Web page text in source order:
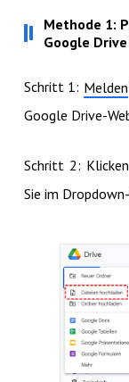
Methode 1:
Google
Schritt 1: Melden
Google Drive-
Schritt 2:
Sie im